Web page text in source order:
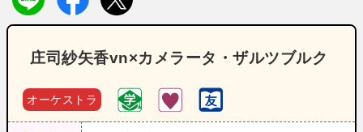
庄司紗矢香vn×カメラータ・ザルツブルク
オーケストラ